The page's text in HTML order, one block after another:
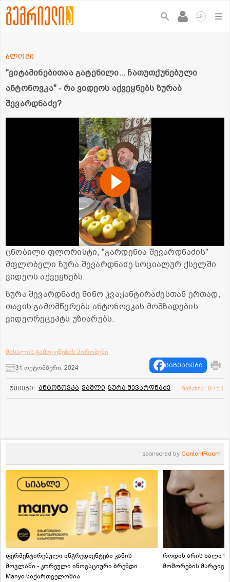
12+
"ვიტამინებითაა გატენილი... ჩათუთქუნებული
ანტონოვკა" - რა ვიდეოს აქვეყნებს ზურაბ
შევარდნაძე?
ბლოგი
ცნო­ბი­ლი ფლო­რის­ტი, "გარ­დე­ნია შე­ვარ­დნა­ძის"
მფლო­ბე­ლი ზურა შე­ვარ­დნა­ძე სოციალურ ქსელში
ვიდეოს აქვეყნებს.
ზურა შევარდნაძე ნინო კვაჭანტირაძესთან ერთად,
თავის გამომწერებს ანტონოვკას მომზადების
ვიდეორეცეპტს უზიარებს.
მასალის გამოყენების პირობები
31 ოქტომბერი, 2024
გაზიარება
ტეგები: ანტონოვკა ვაშლი ზურა შევარდნაძე ნანახია: 8751
sponsored by ContentRoom
ფერმენტირებული ინგრედიენტები კანის
მოვლაში - კორეული ინოვაციური ბრენდი
Manyo საქართველოშია
როდის არის ხალი
მოშორების